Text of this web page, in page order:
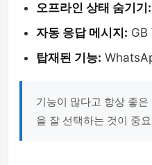
오프라인 상태 숨기기:
자동 응답 메시지: GB
탑재된 기능:
기능이 많다고 항상 좋
을 잘 선택하는 것이 중